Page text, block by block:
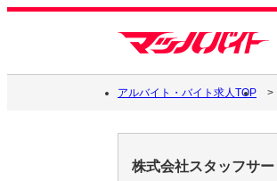
アルバイト・バイト求人TOP
株式会社スタッフサ